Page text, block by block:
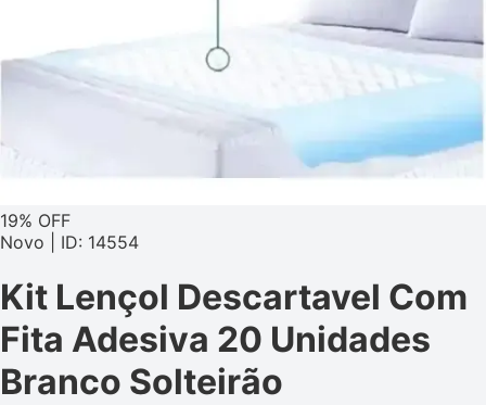
19% OFF
Novo | ID: 14554
Kit Lençol Descartavel Com
Fita Adesiva 20 Unidades
Branco Solteirão